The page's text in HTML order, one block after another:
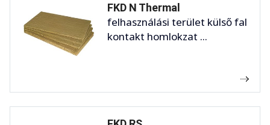
FKD N Thermal
felhasználási terület külső fal
kontakt homlokzat ...